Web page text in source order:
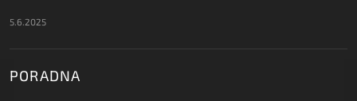
5.6.2025
PORADNA